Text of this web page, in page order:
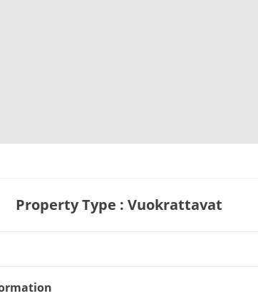
Property Type : Vuokrattavat